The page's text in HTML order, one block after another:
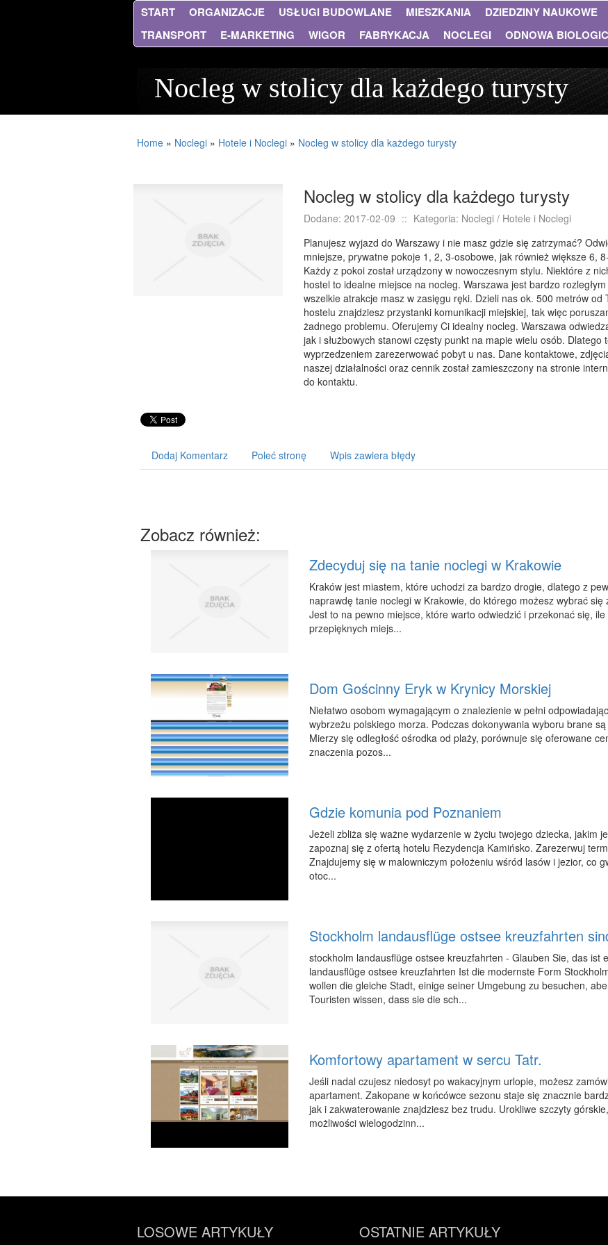
START ORGANIZACJE USŁUGI BUDOWLANE MIESZKANIA DZIEDZINY NAUKOWE
TRANSPORT
E-MARKETING WIGOR FABRYKACJA NOCLEGI ODNOWA
Nocleg w stolicy dla każdego turysty
Home » Noclegi » Hotele i Noclegi » Nocleg w stolicy dla każdego turysty
Nocleg w stolicy dla każdego turysty
Dodane: 2017-02-09 :: Kategoria: Noclegi / Hotele i Noclegi
Planujesz wyjazd do Warszawy i nie masz gdzie się zatrzymać?
mniejsze, prywatne pokoje 1, 2, 3-osobowe, jak również większe 6,
Każdy z pokoi został urządzony w nowoczesnym stylu. Niektóre z
hostel to idealne miejsce na nocleg. Warszawa jest bardzo
wszelkie atrakcje masz w zasięgu ręki. Dzieli nas ok. 500 metrów od
hostelu znajdziesz przystanki komunikacji miejskiej, tak więc
żadnego problemu. Oferujemy Ci idealny nocleg. Warszawa
jak i służbowych stanowi częsty punkt na mapie wielu osób.
wyprzedzeniem zarezerwować pobyt u nas. Dane kontaktowe,
naszej działalności oraz cennik został zamieszczony na stronie
do kontaktu.
Dodaj Komentarz Poleć stronę Wpis zawiera błędy
Zobacz również:
Zdecyduj się na tanie noclegi w Krakowie
Kraków jest miastem, które uchodzi za bardzo drogie, dlatego z
naprawdę tanie noclegi w Krakowie, do którego możesz wybrać się
Jest to na pewno miejsce, które warto odwiedzić i przekonać się, ile
przepięknych miejs...
Dom Gościnny Eryk w Krynicy Morskiej
Niełatwo osobom wymagającym o znalezienie w pełni
wybrzeżu polskiego morza. Podczas dokonywania wyboru brane
Mierzy się odległość ośrodka od plaży, porównuje się oferowane
znaczenia pozos...
Gdzie komunia pod Poznaniem
Jeżeli zbliża się ważne wydarzenie w życiu twojego dziecka, jakim
zapoznaj się z ofertą hotelu Rezydencja Kamińsko. Zarezerwuj
Znajdujemy się w malowniczym położeniu wśród lasów i jezior, co
otoc...
Stockholm landausflüge ostsee kreuzfahrten
stockholm landausflüge ostsee kreuzfahrten - Glauben Sie, das ist
landausflüge ostsee kreuzfahrten Ist die modernste Form
wollen die gleiche Stadt, einige seiner Umgebung zu besuchen,
Touristen wissen, dass sie die sch...
Komfortowy apartament w sercu Tatr.
Jeśli nadal czujesz niedosyt po wakacyjnym urlopie, możesz
apartament. Zakopane w końcówce sezonu staje się znacznie
jak i zakwaterowanie znajdziesz bez trudu. Urokliwe szczyty
możliwości wielogodzinn...
LOSOWE ARTYKUŁY OSTATNIE ARTYKUŁY